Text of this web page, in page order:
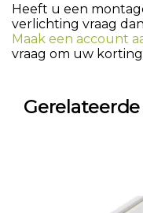
Heeft u een
verlichting vraag
Maak een account
vraag om uw korting